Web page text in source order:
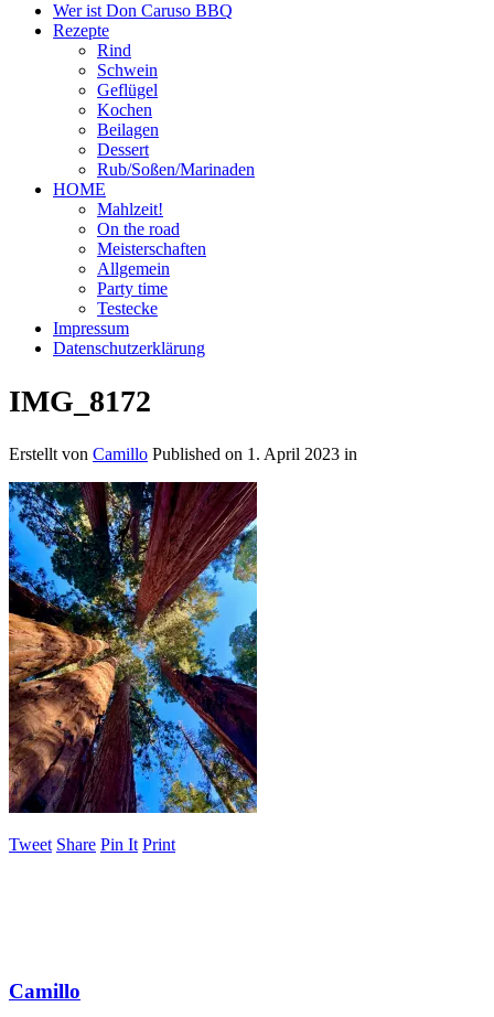
Wer ist Don Caruso BBQ
Rezepte
Rind
Schwein
Geflügel
Kochen
Beilagen
Dessert
Rub/Soßen/Marinaden
HOME
Mahlzeit!
On the road
Meisterschaften
Allgemein
Party time
Testecke
Impressum
Datenschutzerklärung
IMG_8172
Erstellt von Camillo Published on 1. April 2023 in
Tweet Share Pin It Print
Camillo